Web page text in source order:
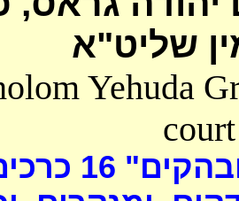
שליט"א
Yehuda